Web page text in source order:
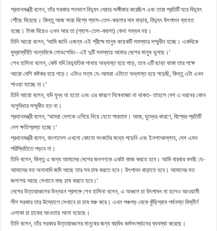
প্রধানমন্ত্রী বলেন, তাঁর সরকার শতভাগ বিদ্যুৎ দেয়ার অঙ্গীকার করেছিল এবং তারা প্রতিটি ঘরে বিদ্যুৎ
পৌঁছে দিয়েছে। কিন্তু আজ সারা বিশ্বে গ্যাস-তেল-কয়লার দাম বাড়ায়, বিদ্যুৎ উৎপাদন ব্যাহত
হচ্ছে। টাকা দিয়েও এখন আর তা (গ্যাস-তেল-কয়লা) কেনা সম্ভব নয়।
তিনি আরো বলেন, ‘আমি জানি এজন্য এই গ্রীষ্মে মানুষ কয়েকটি সমস্যার সম্মুখীন হচ্ছে। একদিকে
মুদ্রাস্ফীতি অন্যদিকে লোডশেডিং- এই দুটি সমস্যায় আমার দেশের মানুষ ভুগছে।’
শেখ হাসিনা বলেন, কেউ যদি বৈদ্যুতিক পাখায় অভ্যস্ত হয়ে পড়ে, তবে এটি ছাড়া থাকা তার পক্ষে
আরো বেশি কষ্টকর হয়ে পড়ে। এটাও সত্য যে-আমরা এটাতে অভ্যস্ত হয়ে পড়েছি, কিন্তু এটা এখন
পাওয়া যাচ্ছে না।’
তিনি আরো বলেন, যদি যুদ্ধ না হতো এবং এর কারণে নিষেধাজ্ঞা না থাকত- তাহলে দেশ এ ধরনের কোন
অসুবিধার সম্মুখীন হত না।
প্রধানমন্ত্রী বলেন, ‘আমরা দেশকে এগিয়ে নিয়ে যেতে পারতাম। আজ, যুদ্ধের কারণে, বিশ্বের প্রতিটি
দেশ ক্ষতিগ্রস্ত হচ্ছে।’
প্রধানমন্ত্রী বলেন, বাংলাদেশ এখনো কোনো সংকটের মধ্যে পড়েনি এবং ইনশাআল্লাহ, দেশ এমন
পরিস্থিতিতে পড়বে না।
তিনি বলেন, কিন্তু এ জন্য আমাদের দেশের জনগণকে একটা কাজ করতে হবে। আমি বারবার বলছি যে-
আমাদের যত অনাবাদি জমি আছে তার সব চাষ করতে হবে। উৎপাদন বাড়াতে হবে। আমাদের যত
জলাশয় আছে সেখানে মাছ চাষ করতে হবে।’
দেশের উত্তরাঞ্চলের উন্নয়ন প্রসঙ্গে শেখ হাসিনা বলেন, এ অঞ্চলে চা উৎপাদন না হলেও আওয়ামী
লীগ সরকার তার উদ্যোগে সেখানে চা চাষ শুরু করে। এখন পঞ্চগড় থেকে কুঁড়িগ্রাম পর্যনস্ত বিস্তীর্ণ
এলাকা চা চাষের আওতায় আনা হয়েছে।
তিনি বলেন, তাঁর সরকার উত্তরাঞ্চলের মানুষের জন্য বহুবিধ কর্মসংস্থানের ব্যবস্থা করেছে।